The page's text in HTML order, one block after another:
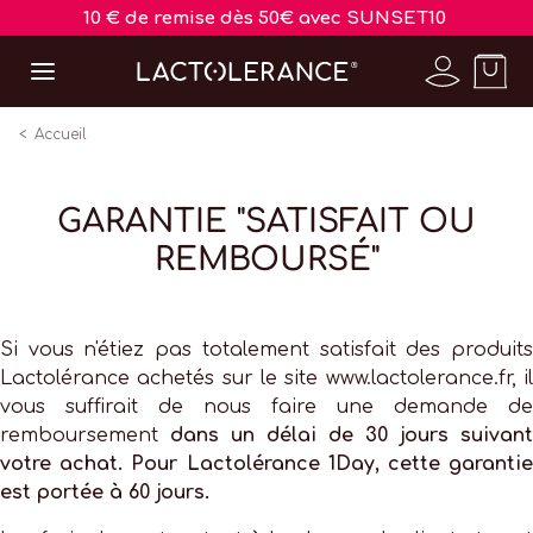
10 € de remise dès 50€ avec SUNSET10
Accueil
GARANTIE "SATISFAIT OU
REMBOURSÉ"
Si vous n'étiez pas totalement satisfait des produits
Lactolérance achetés sur le site www.lactolerance.fr, il
vous suffirait de nous faire une demande de
remboursement dans un délai de 30 jours suivant
votre achat. Pour Lactolérance 1Day, cette garantie
est portée à 60 jours.